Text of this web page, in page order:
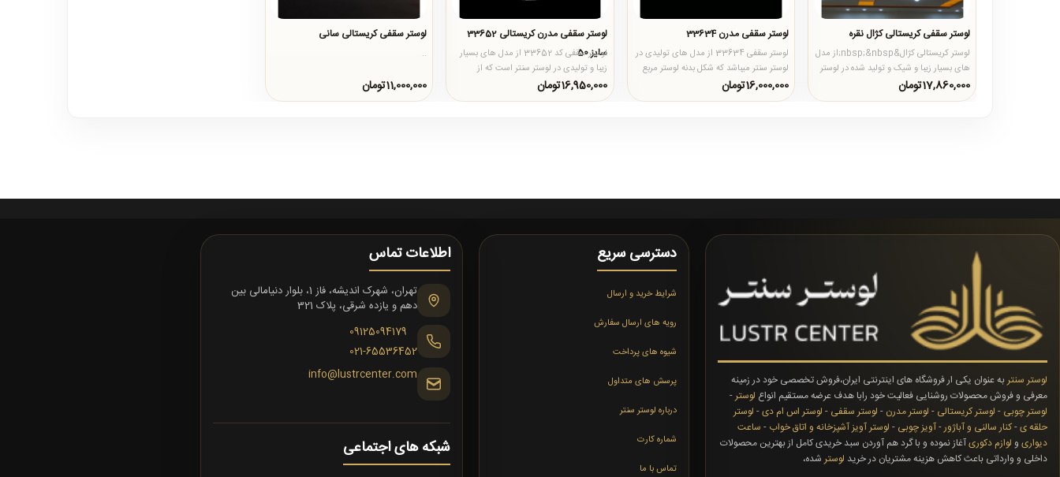
لوستر سقفی کریستالی کژال نقره
لوستر کریستالی کژال&nbsp;&nbsp;از مدل
های بسیار زیبا و شیک و تولید شده در لوستر
سنتر است که از سایز ..
17,860,000تومان
لوستر سقفی مدرن 33634
لوستر سقفی 33634 از مدل های تولیدی در
لوستر سنتر میباشد که شکل بدنه لوستر مربع
است و در زیر آن 5 عدد..
16,000,000تومان
لوستر سقفی مدرن کریستالی 33652
سایز 50
لوستر سقفی کد 33652 از مدل های بسیار
زیبا و تولیدی در لوستر سنتر است که از
جدیدترین و بروزترین طراح..
16,950,000تومان
لوستر سقفی کریستالی سانی
..
11,000,000تومان
لوستر سنتربه عنوان یکی ار فروشگاه های اینترنتی ایران،فروش تخصصی خود در زمینه
معرفی و فروش محصولات روشنایی فعالیت خود رابا هدف عرضه مستقیم انواع لوستر-
لوستر چوبی - لوستر کریستالی - لوستر مدرن - لوستر سقفی - لوستر اس ام دی- لوستر
حلقه ی-کنار سالنی و آباژور-آویز چوبی - لوستر آویز آشپزخانه و اتاق خواب - ساعت
دیواری و لوازم دکوریآغاز نموده و با گرد هم آوردن سبد خریدی کامل از بهترین محصولات
داخلی و وارداتی باعث کاهش هزینه مشتریان در خرید لوسترشده،
دسترسی سریع
شرایط خرید و ارسال
رویه های ارسال سفارش
شیوه های پرداخت
پرسش های متداول
درباره لوستر سنتر
شماره کارت
تماس با ما
اطلاعات تماس
تهران، شهرک اندیشه، فاز 1، بلوار دنیامالی بین
دهم و یازده شرقی، پلاک 321
09125094179
021-65536452
info@lustrcenter.com
شبکه های اجتماعی